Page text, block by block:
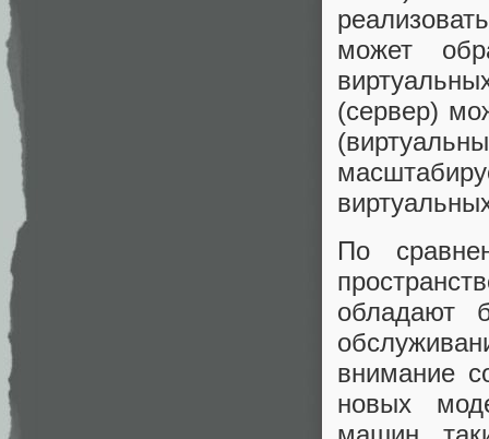
может
(сервер)
По
обладают
внимание
новых